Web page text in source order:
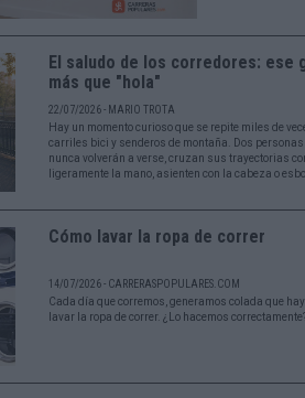
El saludo de los corredores: ese
más que "hola"
22/07/2026 - MARIO TROTA
Hay un momento curioso que se repite miles de
carriles bici y senderos de montaña. Dos personas
nunca volverán a verse, cruzan sus trayectorias
ligeramente la mano, asienten con la cabeza o
Cómo lavar la ropa de correr
14/07/2026 - CARRERASPOPULARES.COM
Cada día que corremos, generamos colada que
lavar la ropa de correr. ¿Lo hacemos